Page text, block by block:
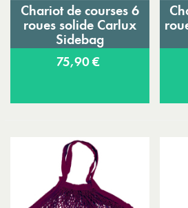
Chariot de courses 6
roues solide Carlux
Sidebag
75,90 €